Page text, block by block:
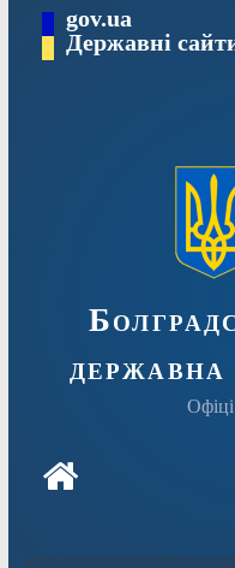
Перейтиgov.ua
Державні
державна